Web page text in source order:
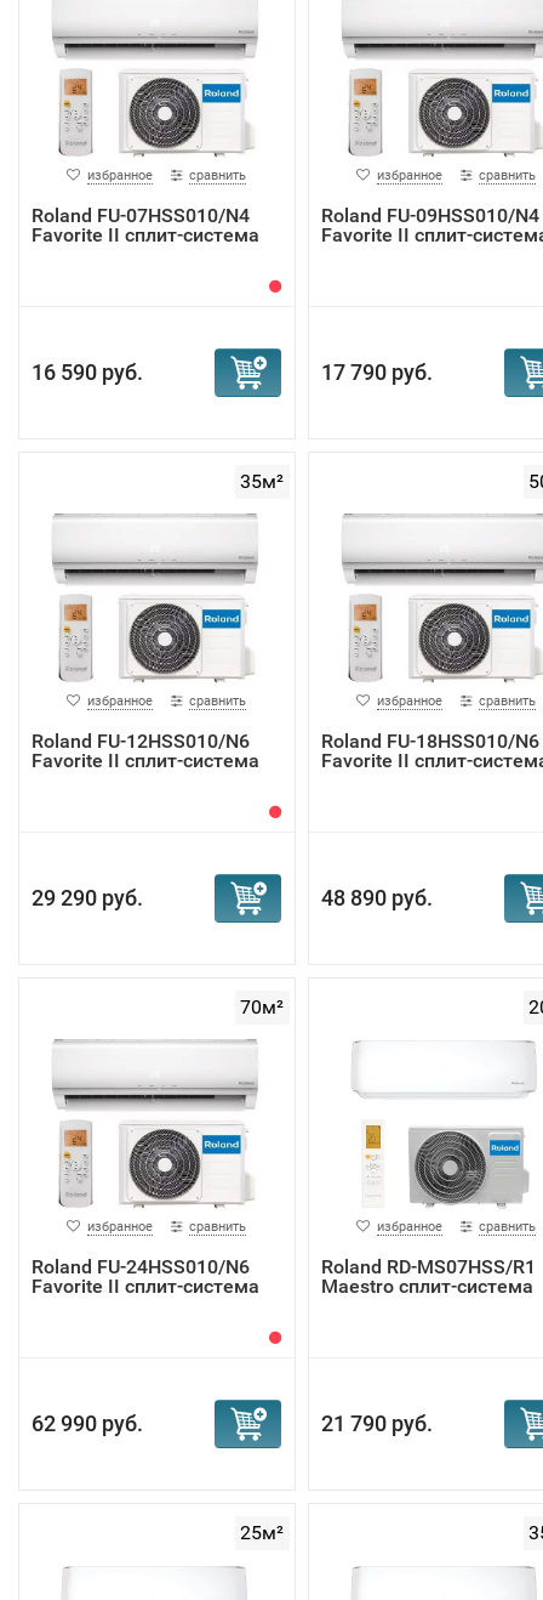
избранное сравнить
Roland FU-07HSS010/N4
Favorite II сплит-система
16 590 руб.
избранное сравнить
Roland FU-09HSS010/N4
Favorite II сплит-
17 790 руб.
35м²
избранное сравнить
Roland FU-12HSS010/N6
Favorite II сплит-система
29 290 руб.
избранное сравнить
Roland FU-18HSS010/N6
Favorite II сплит-
48 890 руб.
70м²
избранное сравнить
Roland FU-24HSS010/N6
Favorite II сплит-система
62 990 руб.
избранное сравнить
Roland RD-MS07HSS/R1
Maestro сплит-система
21 790 руб.
25м²